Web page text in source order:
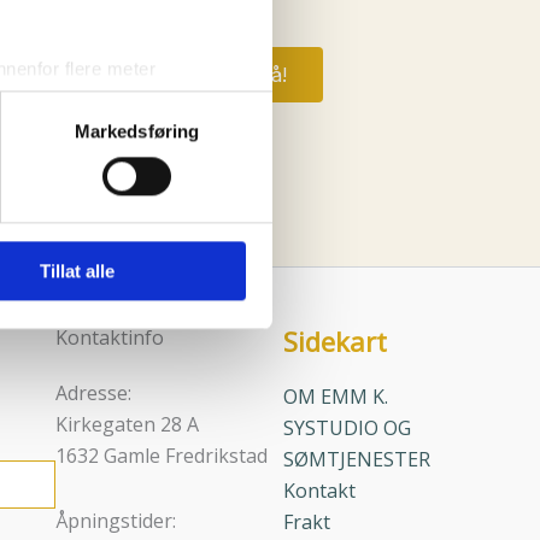
flere meter
hvordan de skal brukes.
mediefunksjoner og for å
partnerne våre innen
du har gjort tilgjengelig for
Markedsføring
Tillat alle
Kjøp nå!
Kontaktinfo
Adresse:
Kirkegaten 28 A
1632 Gamle Fredrikstad
Åpningstider:
Sidekart
OM EMM K.
SYSTUDIO OG
SØMTJENESTER
Kontakt
Frakt